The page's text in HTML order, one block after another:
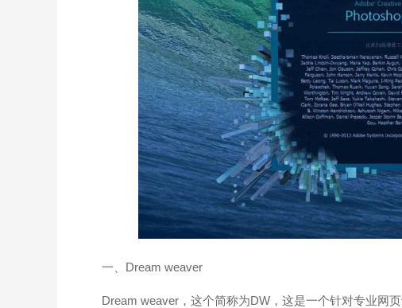
一、Dream weaver
Dream weaver，这个简称为DW，这是一个针对专业网页